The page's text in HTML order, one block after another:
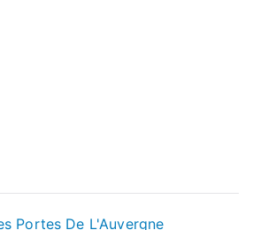
Portes De L'Auvergne